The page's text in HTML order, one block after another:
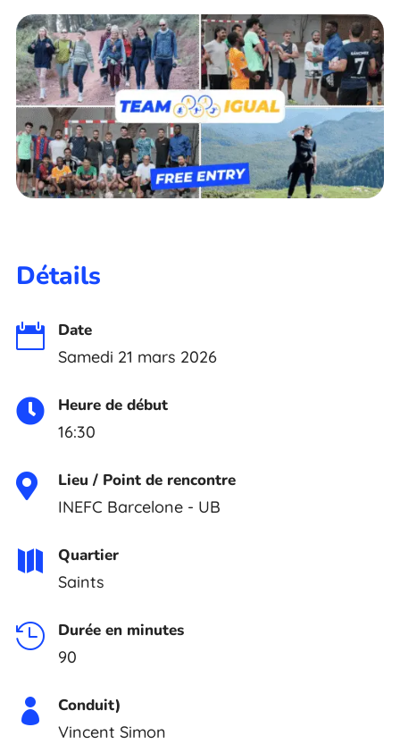
Détails

Date
Samedi 21 mars 2026

Heure de début
16:30

Lieu / Point de rencontre
INEFC Barcelone - UB

Quartier
Saints

Durée en minutes
90

Conduit)
Vincent Simon